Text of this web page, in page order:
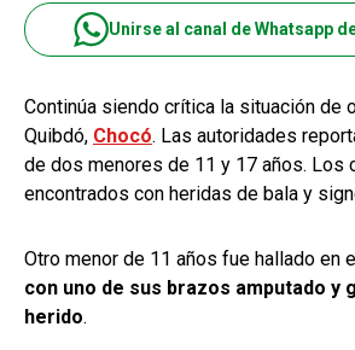
Unirse al canal de Whatsapp
Continúa siendo crítica la situación de
Quibdó, Chocó. Las autoridades
de dos menores de 11 y 17 años. Los
encontrados con heridas de bala y
Otro menor de 11 años fue hallado en
con uno de sus brazos amputado y
herido.